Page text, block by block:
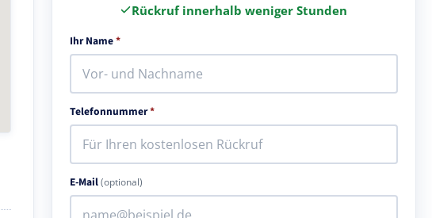
Rückruf innerhalb weniger Stunden
Ihr Name*
Telefonnummer*
E-Mail(optional)